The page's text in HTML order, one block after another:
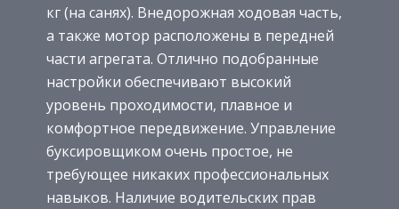
кг (на санях). Внедорожная ходовая часть,
а также мотор расположены в передней
части агрегата. Отлично подобранные
настройки обеспечивают высокий
уровень проходимости, плавное и
комфортное передвижение. Управление
буксировщиком очень простое, не
требующее никаких профессиональных
навыков. Наличие водительских прав